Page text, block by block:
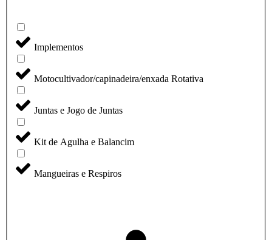
Implementos
Motocultivador/capinadeira/enxada Rotativa
Juntas e Jogo de Juntas
Kit de Agulha e Balancim
Mangueiras e Respiros